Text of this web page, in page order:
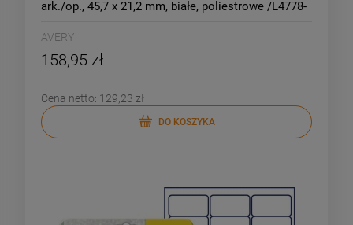
ark./op., 45,7 x 21,2 mm, białe, poliestrowe /L4778-
AVERY
158,95 zł
Cena netto: 129,23 zł
DO KOSZYKA